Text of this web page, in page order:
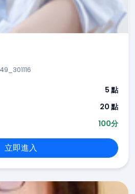
5 點
20 點
100分
立即進入